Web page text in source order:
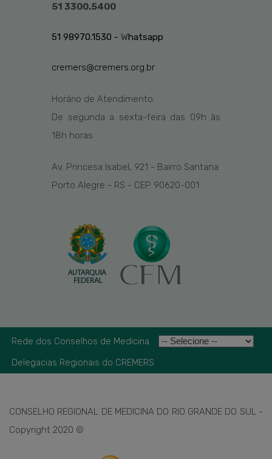
51 3300.5400
51 98970.1530 - Whatsapp
cremers@cremers.org.br
Horário de Atendimento:
De segunda a sexta-feira das 09h às
18h horas
Av. Princesa Isabel, 921 - Bairro Santana
Porto Alegre - RS - CEP 90620-001
Rede dos Conselhos de Medicina
Delegacias Regionais do CREMERS
CONSELHO REGIONAL DE MEDICINA DO RIO GRANDE DO SUL -
Copyright 2020 ©